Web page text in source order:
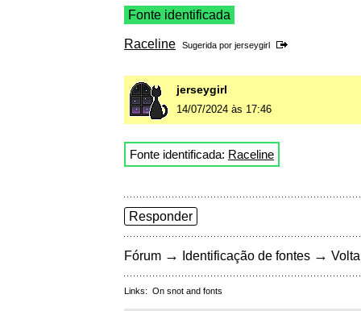
Fonte identificada
Raceline Sugerida por jerseygirl
jerseygirl
14/07/2024 às 17:46
Fonte identificada: Raceline
Responder
Fórum → Identificação de fontes →
Links: On snot and fonts